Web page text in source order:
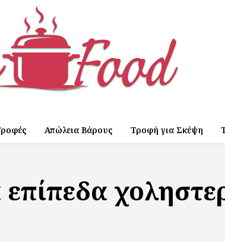
Απώλεια Βάρους Τροφή για Σκέψη